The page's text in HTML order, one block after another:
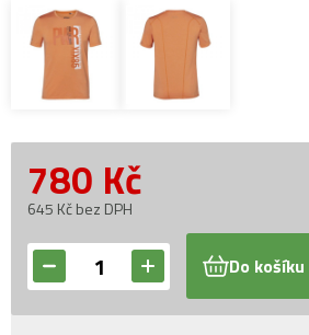
780 Kč
645 Kč bez DPH
Do košíku